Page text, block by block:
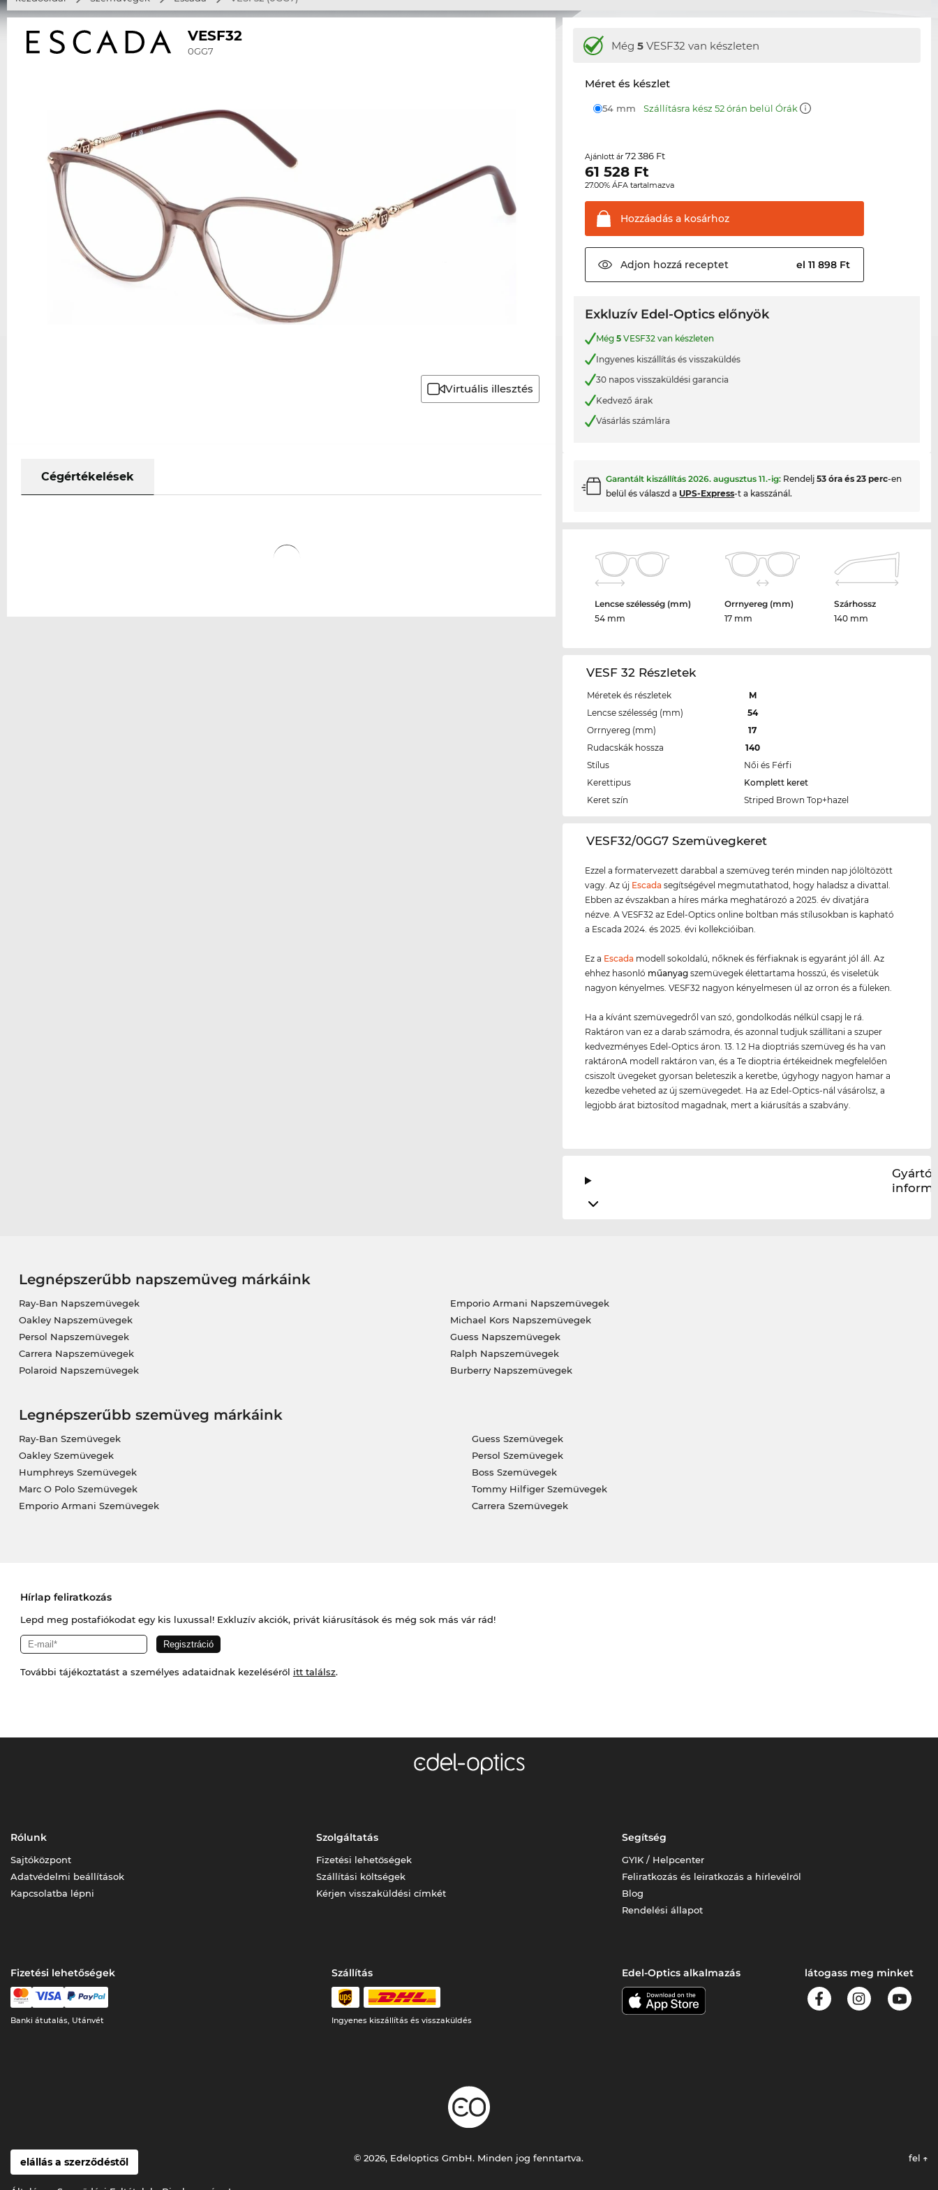
VESF32
0GG7
Virtuális illesztés
Cégértékelések
Még5 VESF32 van készleten
Méret és készlet
54 mm Szállításra kész 52 órán belül Órák
Ajánlott ár72 386 Ft
61 528 Ft
27.00% ÁFA tartalmazva
Hozzáadás a kosárhoz
Adjon hozzá receptet el 11 898 Ft
Exkluzív Edel-Optics előnyök
Még5 VESF32 van készleten
Ingyenes kiszállítás és visszaküldés
30 napos visszaküldési garancia
Kedvező árak
Vásárlás számlára
Garantált kiszállítás2026. augusztus 11.-ig: Rendelj53 óra és 23 perc-en
belül és válaszd a UPS-Express-t a kasszánál.
Lencse szélesség (mm)
54 mm
Orrnyereg (mm)
17 mm
Szárhossz
140 mm
VESF 32 Részletek
Méretek és részletek
M
Lencse szélesség (mm)
54
Orrnyereg (mm)
17
Rudacskák hossza
140
Stílus
Női és Férfi
Kerettipus
Komplett keret
Keret szín
Striped Brown Top+hazel
‌VESF32/0GG7 Szemüvegkeret
Ezzel a formatervezett darabbal a szemüveg terén minden nap jólöltözött
vagy. Az új Escada segítségével megmutathatod, hogy haladsz a divattal.
Ebben az évszakban a híres márka meghatározó a 2025. év divatjára
nézve. A VESF32 az Edel-Optics online boltban más stílusokban is kapható
a Escada 2024. és 2025. évi kollekcióiban.
Ez a Escada modell sokoldalú, nőknek és férfiaknak is egyaránt jól áll. Az
ehhez hasonló műanyag szemüvegek élettartama hosszú, és viseletük
nagyon kényelmes. VESF32 nagyon kényelmesen ül az orron és a füleken.
Ha a kívánt szemüvegedről van szó, gondolkodás nélkül csapj le rá.
Raktáron van ez a darab számodra, és azonnal tudjuk szállítani a szuper
kedvezményes Edel-Optics áron. 13. 1.2 Ha dioptriás szemüveg és ha van
raktáronA modell raktáron van, és a Te dioptria értékeidnek megfelelően
csiszolt üvegeket gyorsan beleteszik a keretbe, úgyhogy nagyon hamar a
kezedbe veheted az új szemüvegedet. Ha az Edel-Optics-nál vásárolsz, a
legjobb árat biztosítod magadnak, mert a kiárusítás a szabvány.
Gyártói
Legnépszerűbb napszemüveg márkáink
Ray-Ban Napszemüvegek
Oakley Napszemüvegek
Persol Napszemüvegek
Carrera Napszemüvegek
Polaroid Napszemüvegek
Emporio Armani Napszemüvegek
Michael Kors Napszemüvegek
Guess Napszemüvegek
Ralph Napszemüvegek
Burberry Napszemüvegek
Legnépszerűbb szemüveg márkáink
Ray-Ban Szemüvegek
Oakley Szemüvegek
Humphreys Szemüvegek
Marc O Polo Szemüvegek
Emporio Armani Szemüvegek
Guess Szemüvegek
Persol Szemüvegek
Boss Szemüvegek
Tommy Hilfiger Szemüvegek
Carrera Szemüvegek
Hírlap feliratkozás
Lepd meg postafiókodat egy kis luxussal! Exkluzív akciók, privát kiárusítások és még sok más vár rád!
További tájékoztatást a személyes adataidnak kezeléséről itt találsz.
Rólunk
Sajtóközpont
Adatvédelmi beállítások
Kapcsolatba lépni
Szolgáltatás
Fizetési lehetőségek
Szállítási költségek
Kérjen visszaküldési címkét
Segítség
GYIK / Helpcenter
Feliratkozás és leiratkozás a hírlevélről
Blog
Rendelési állapot
Fizetési lehetőségek
Banki átutalás, Utánvét
Szállítás
Ingyenes kiszállítás és visszaküldés
Edel-Optics alkalmazás látogass meg minket
elállás a szerződéstől © 2026, Edeloptics GmbH. Minden jog fenntartva. fel